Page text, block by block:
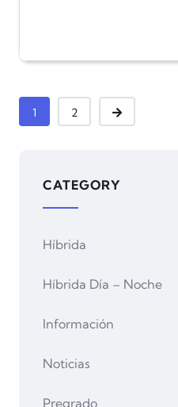
1 2
CATEGORY
Híbrida
Híbrida Día – Noche
Información
Noticias
Pregrado